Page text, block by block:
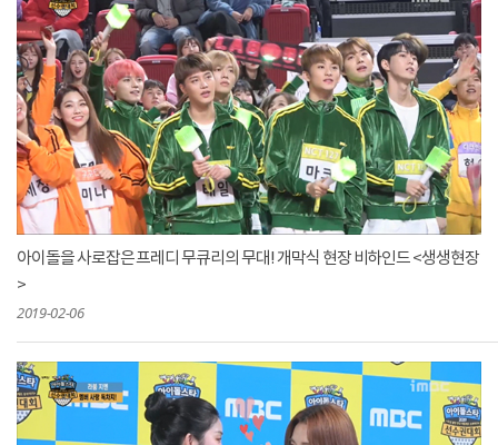
아이돌을 사로잡은 프레디 무큐리의 무대! 개막식 현장 비하인드 <생생현장
>
2019-02-06